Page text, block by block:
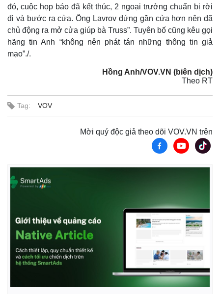
Cuộc sống đó đây
Video
E-Magazine
đó, cuộc họp báo đã kết thúc, 2 ngoại trưởng chuẩn bị rời
đi và bước ra cửa. Ông Lavrov đứng gần cửa hơn nên đã
chủ động ra mở cửa giúp bà Truss”. Tuyên bố cũng kêu gọi
hãng tin Anh “không nên phát tán những thông tin giả
mạo”./.
Hồng Anh/VOV.VN (biên dịch)
Theo RT
Tag: VOV
Mời quý độc giả theo dõi VOV.VN trên